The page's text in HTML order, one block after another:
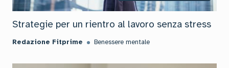
Strategie per un rientro al lavoro senza stress
Redazione Fitprime Benessere mentale